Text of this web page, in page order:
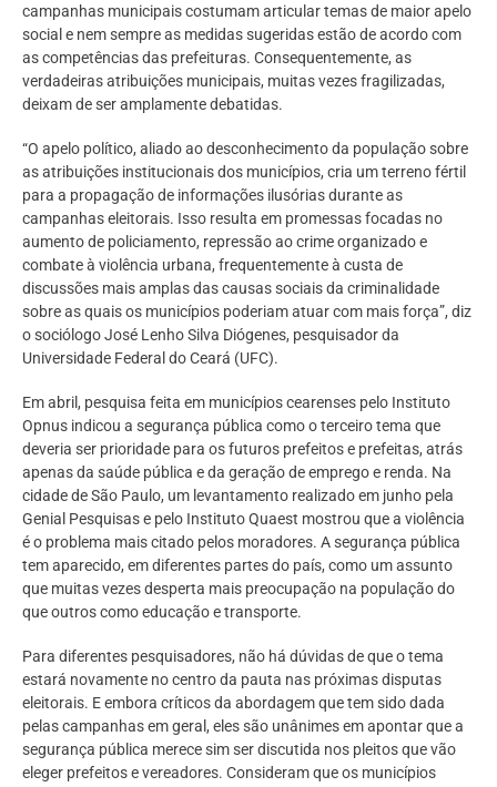
campanhas municipais costumam articular temas de maior apelo
social e nem sempre as medidas sugeridas estão de acordo com
as competências das prefeituras. Consequentemente, as
verdadeiras atribuições municipais, muitas vezes fragilizadas,
deixam de ser amplamente debatidas.
“O apelo político, aliado ao desconhecimento da população sobre
as atribuições institucionais dos municípios, cria um terreno fértil
para a propagação de informações ilusórias durante as
campanhas eleitorais. Isso resulta em promessas focadas no
aumento de policiamento, repressão ao crime organizado e
combate à violência urbana, frequentemente à custa de
discussões mais amplas das causas sociais da criminalidade
sobre as quais os municípios poderiam atuar com mais força”, diz
o sociólogo José Lenho Silva Diógenes, pesquisador da
Universidade Federal do Ceará (UFC).
Em abril, pesquisa feita em municípios cearenses pelo Instituto
Opnus indicou a segurança pública como o terceiro tema que
deveria ser prioridade para os futuros prefeitos e prefeitas, atrás
apenas da saúde pública e da geração de emprego e renda. Na
cidade de São Paulo, um levantamento realizado em junho pela
Genial Pesquisas e pelo Instituto Quaest mostrou que a violência
é o problema mais citado pelos moradores. A segurança pública
tem aparecido, em diferentes partes do país, como um assunto
que muitas vezes desperta mais preocupação na população do
que outros como educação e transporte.
Para diferentes pesquisadores, não há dúvidas de que o tema
estará novamente no centro da pauta nas próximas disputas
eleitorais. E embora críticos da abordagem que tem sido dada
pelas campanhas em geral, eles são unânimes em apontar que a
segurança pública merece sim ser discutida nos pleitos que vão
eleger prefeitos e vereadores. Consideram que os municípios